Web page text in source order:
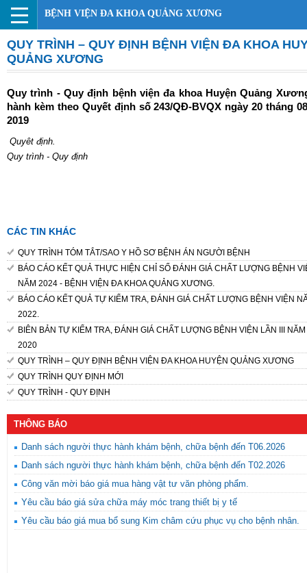
BỆNH VIỆN ĐA KHOA QUẢNG XƯƠNG
QUY TRÌNH – QUY ĐỊNH BỆNH VIỆN ĐA KHOA
QUẢNG XƯƠNG
Quy trình - Quy định bệnh viện đa khoa Huyện Quảng
hành kèm theo Quyết định số 243/QĐ-BVQX ngày 20 tháng
2019
Quyêt định.
Quy trình - Quy định
CÁC TIN KHÁC
QUY TRÌNH TÓM TẮT/SAO Y HỒ SƠ BỆNH ÁN NGƯỜI BỆNH
BÁO CÁO KẾT QUẢ THỰC HIỆN CHỈ SỐ ĐÁNH GIÁ CHẤT LƯỢNG BỆNH
NĂM 2024 - BỆNH VIỆN ĐA KHOA QUẢNG XƯƠNG.
BÁO CÁO KẾT QUẢ TỰ KIỂM TRA, ĐÁNH GIÁ CHẤT LƯỢNG BỆNH VIỆN
2022.
BIÊN BẢN TỰ KIỂM TRA, ĐÁNH GIÁ CHẤT LƯỢNG BỆNH VIỆN LẦN III NĂM
2020
QUY TRÌNH – QUY ĐỊNH BỆNH VIỆN ĐA KHOA HUYỆN QUẢNG XƯƠNG
QUY TRÌNH QUY ĐỊNH MỚI
QUY TRÌNH - QUY ĐỊNH
THÔNG BÁO
Danh sách người thực hành khám bệnh, chữa bệnh đến T06.2026
Danh sách người thực hành khám bệnh, chữa bệnh đến T02.2026
Công văn mời báo giá mua hàng vật tư văn phòng phẩm.
Yêu cầu báo giá sửa chữa máy móc trang thiết bị y tế
Yêu cầu báo giá mua bổ sung Kim châm cứu phục vụ cho bệnh nhân.